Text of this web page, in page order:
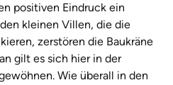
positiven Eindruck ein
kleinen Villen, die die
zerstören die Baukräne
gilt es sich hier in der
Wie überall in den